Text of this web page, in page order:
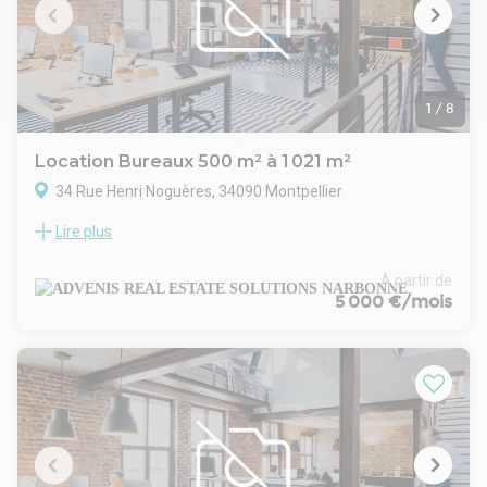
1 / 8
Location Bureaux 500 m² à 1 021 m²
34 Rue Henri Noguères, 34090 Montpellier
À VENDRE OU A LOUER - Immeuble de bureaux indépendant
Découvrez cet immeuble indépendant, idéal pour une
société souhaitant bénéficier d'un espace de travail
Caractéristiques du bien :
Superficie totale bureaux : 1 021 m² (RDC 500 M² + 521 M²
AU 1ER ETAGE)
RDC et R+1, avec espace commun sur chaque niveau
Accueil lumineux pour recevoir vos clients et collaborateurs
Parking privatif : 34 places, facilitant l'accès et le
Lire plus
À partir de
5 000 €/mois